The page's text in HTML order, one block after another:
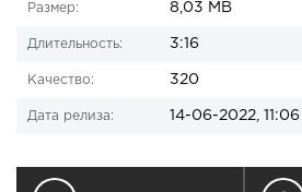
Размер: 8,03 MB
Длительность: 3:16
Качество: 320
Дата релиза: 14-06-2022, 11:06